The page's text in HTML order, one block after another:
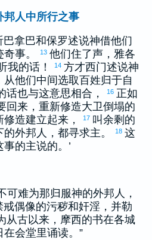
邦人中所行之事
巴拿巴和保罗述说神借他们
事。
13 他们住了声， 雅各
我的话！
14 方才西门述说神
他们中间选取百姓归于自
话也与这意思相合， 16 正如
回来，重新修造大卫倒塌的
造建立起来，
17 叫余剩的
外邦人，都寻求主。
18 这
的主说的。’
可难为那归服神的外邦人，
偶像的污秽和奸淫，并勒
从古以来， 摩西的书在各城
会堂里诵读。”